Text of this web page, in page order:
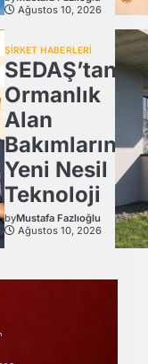
Ağustos 10, 2026
ŞİRKET HABERLERİ
SEDAŞ’tan
Ormanlık
Alan
Bakımlarında
Yeni Nesil
Teknoloji
byMustafa Fazlıoğlu
Ağustos 10, 2026